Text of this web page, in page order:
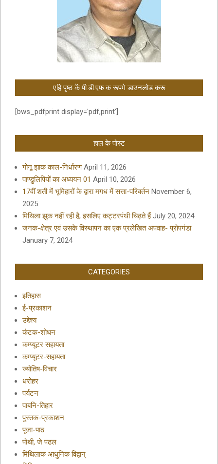
एहि पृष्ठ कें पी.डी.एफ.क रूपमे डाउनलोड करू
[bws_pdfprint display='pdf,print']
हाल के पोस्ट
गोनू झाक काल-निर्धारण April 11, 2026
पाण्डुलिपियों का अध्ययन 01 April 10, 2026
17वीं शती में भूमिहारों के द्वारा मगध में सत्ता-परिवर्तन November 6,
2025
मिथिला झुक नहीं रही है, इसलिए कट्टरपंथी चिढ़ते हैं July 20, 2024
जनक-क्षेत्र एवं उसके विस्थापन का एक प्रलेखित अपवाह- प्रोपगंडा
January 7, 2024
CATEGORIES
इतिहास
ई-प्रकाशन
उद्देश्य
कंटक-शोधन
कम्प्यूटर सहायता
कम्प्यूटर-सहायता
ज्योतिष-विचार
धरोहर
पर्यटन
पाबनि-तिहार
पुस्तक-प्रकाशन
पूजा-पाठ
पोथी, जे पढल
मिथिलाक आधुनिक विद्वान्